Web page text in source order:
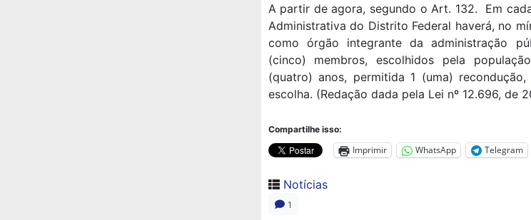
A partir de agora, segundo o Art. 132. Em
Administrativa do Distrito Federal haverá, no
como órgão integrante da administração
(cinco) membros, escolhidos pela
(quatro) anos, permitida 1 (uma)
escolha. (Redação dada pela Lei nº 12.696, de
Compartilhe isso:
Imprimir WhatsApp Telegram
Notícias
1